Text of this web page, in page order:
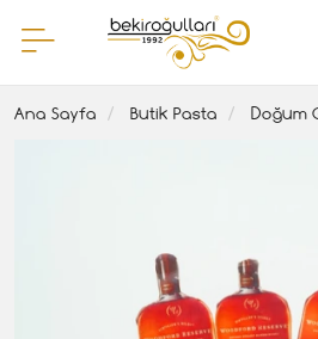
Ana Sayfa Butik Pasta Doğum